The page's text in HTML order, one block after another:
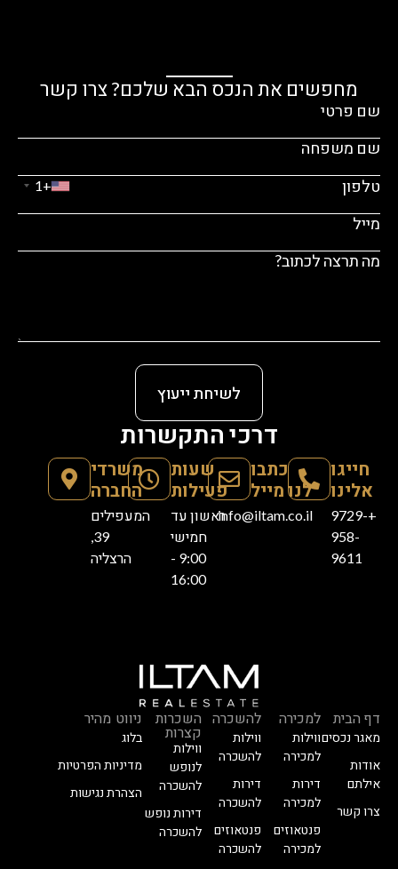
מחפשים את הנכס הבא שלכם? צרו קשר
+1
לשיחת ייעוץ
דרכי התקשרות
חייגו
אלינו
+9729-
958-
9611
כתבו
לנו מייל
info@iltam.co.il
שעות
פעילות
ראשון עד
חמישי
9:00 -
16:00
משרדי
החברה
המעפילים
39,
הרצליה
דף הבית
מאגר נכסים
אודות
אילתם
צרו קשר
למכירה
ווילות
למכירה
דירות
למכירה
פנטאוזים
למכירה
להשכרה
ווילות
להשכרה
דירות
להשכרה
פנטאוזים
להשכרה
השכרות
קצרות
ווילות
לנופש
להשכרה
דירות נופש
להשכרה
ניווט מהיר
בלוג
מדיניות הפרטיות
הצהרת נגישות